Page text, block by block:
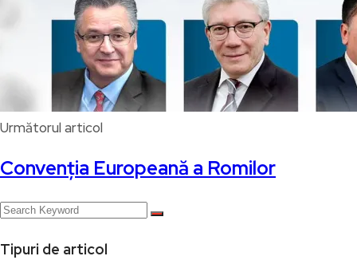
Următorul articol
Convenția Europeană a Romilor
Tipuri de articol